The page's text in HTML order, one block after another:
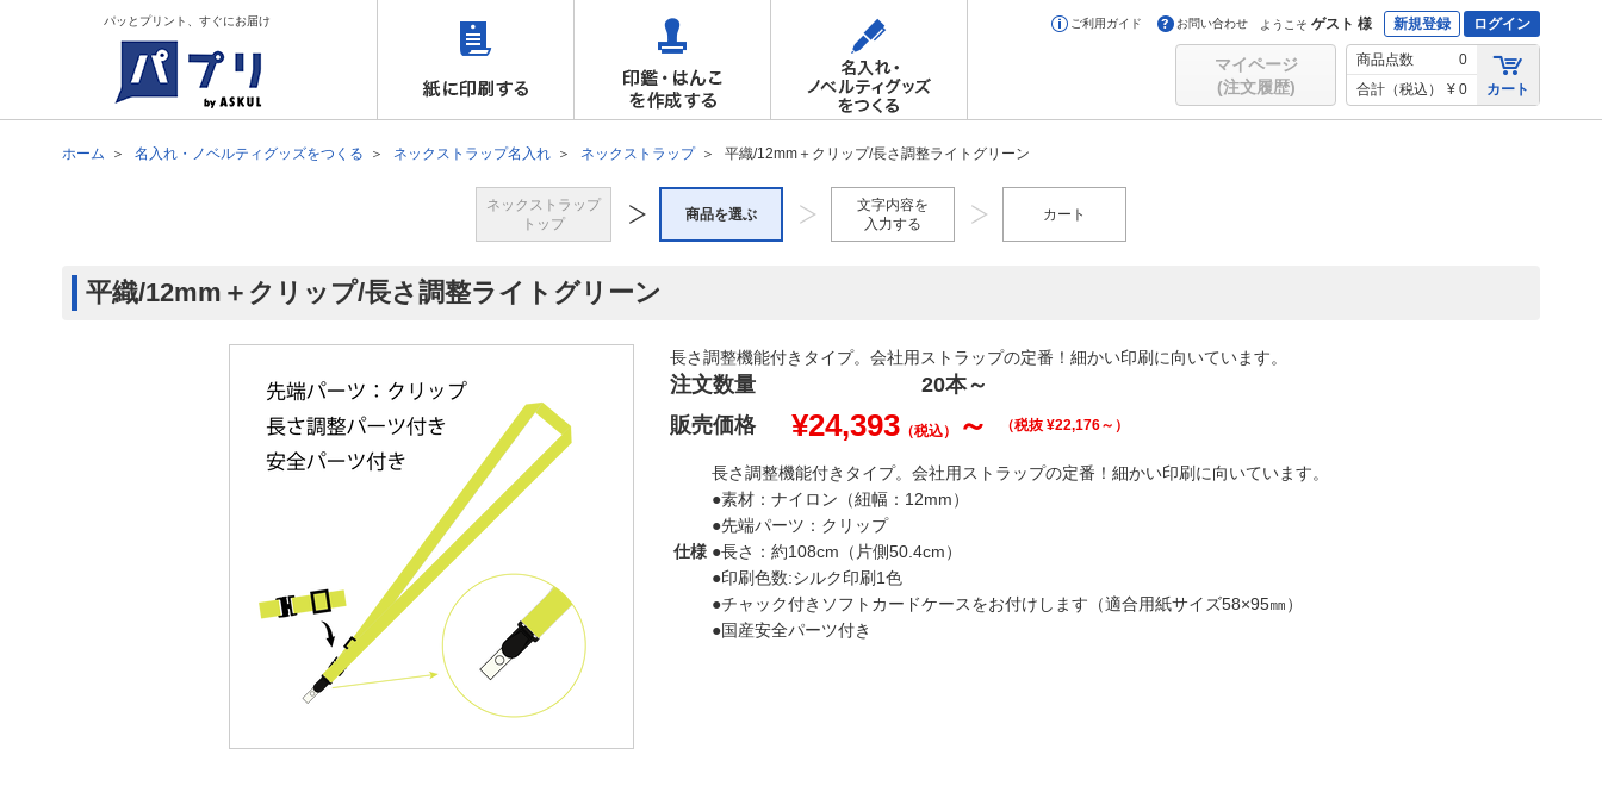
パッとプリント、すぐにお届け ご利用ガイド お問い合わせ ようこそ ゲスト 様 新規登録 ログイン
マイページ
(注文履歴)
商品点数
0
合計（税込）
¥ 0 カート
ホーム 名入れ・ノベルティグッズをつくる ネックストラップ名入れ ネックストラップ 平織/12mm＋クリップ/長さ調整ライトグリーン
ネックストラップ
トップ
商品を選ぶ
文字内容を
入力する
カート
平織/12mm＋クリップ/長さ調整ライトグリーン
長さ調整機能付きタイプ。会社用ストラップの定番！細かい印刷に向いています。
注文数量 20本～
販売価格
¥24,393 （税込） ～ （税抜 ¥22,176～）
仕様
長さ調整機能付きタイプ。会社用ストラップの定番！細かい印刷に向いています。
●素材：ナイロン（紐幅：12mm）
●先端パーツ：クリップ
●長さ：約108cm（片側50.4cm）
●印刷色数:シルク印刷1色
●チャック付きソフトカードケースをお付けします（適合用紙サイズ58×95㎜）
●国産安全パーツ付き